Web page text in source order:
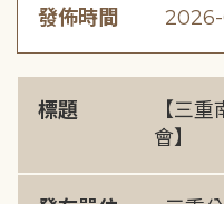
發佈時間
標題
【三
會】